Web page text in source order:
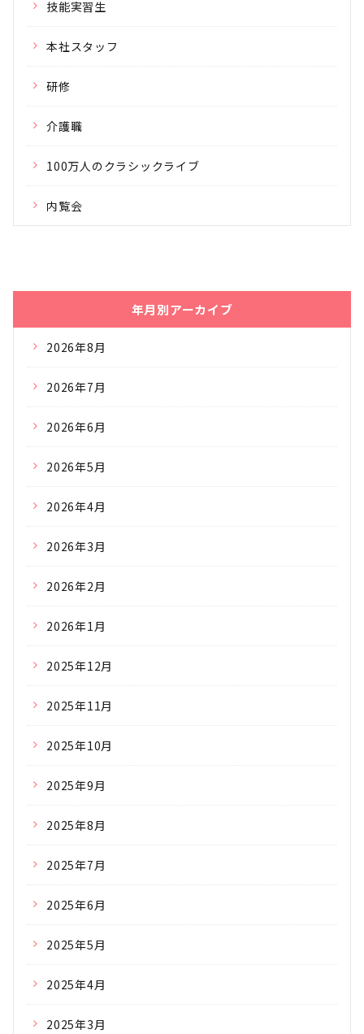
技能実習生
本社スタッフ
研修
介護職
100万人のクラシックライブ
内覧会
年月別アーカイブ
2026年8月
2026年7月
2026年6月
2026年5月
2026年4月
2026年3月
2026年2月
2026年1月
2025年12月
2025年11月
2025年10月
2025年9月
2025年8月
2025年7月
2025年6月
2025年5月
2025年4月
2025年3月